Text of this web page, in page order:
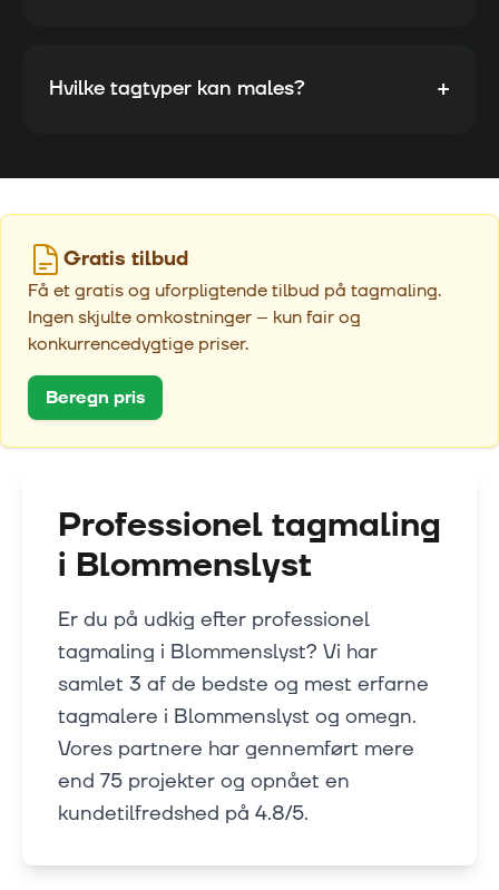
Hvilke tagtyper kan males? +
Gratis tilbud
Få et gratis og uforpligtende tilbud på tagmaling.
Ingen skjulte omkostninger – kun fair og
konkurrencedygtige priser.
Beregn pris
Professionel tagmaling
i Blommenslyst
Er du på udkig efter professionel
tagmaling i Blommenslyst? Vi har
samlet 3 af de bedste og mest erfarne
tagmalere i Blommenslyst og omegn.
Vores partnere har gennemført mere
end 75 projekter og opnået en
kundetilfredshed på 4.8/5.